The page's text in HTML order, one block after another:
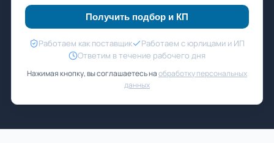
Получить подбор и КП
Работаем как поставщик
Работаем с юрлицами и ИП
Ответим в течение рабочего дня
Нажимая кнопку, вы соглашаетесь наобработку персональных
данных